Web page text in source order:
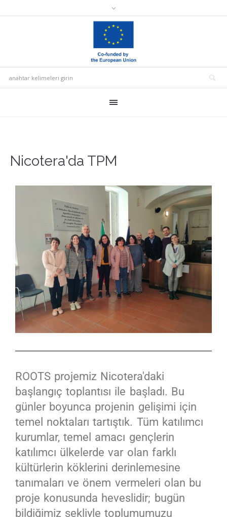
Nicotera'da TPM
ROOTS projemiz Nicotera'daki
başlangıç toplantısı ile başladı. Bu
günler boyunca projenin gelişimi için
temel noktaları tartıştık. Tüm katılımcı
kurumlar, temel amacı gençlerin
katılımcı ülkelerde var olan farklı
kültürlerin köklerini derinlemesine
tanımaları ve önem vermeleri olan bu
proje konusunda heveslidir; bugün
bildiğimiz şekliyle toplumumuzu